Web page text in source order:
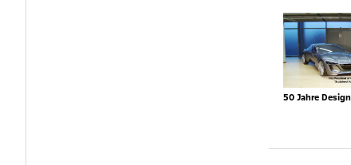
50 Jahre Design